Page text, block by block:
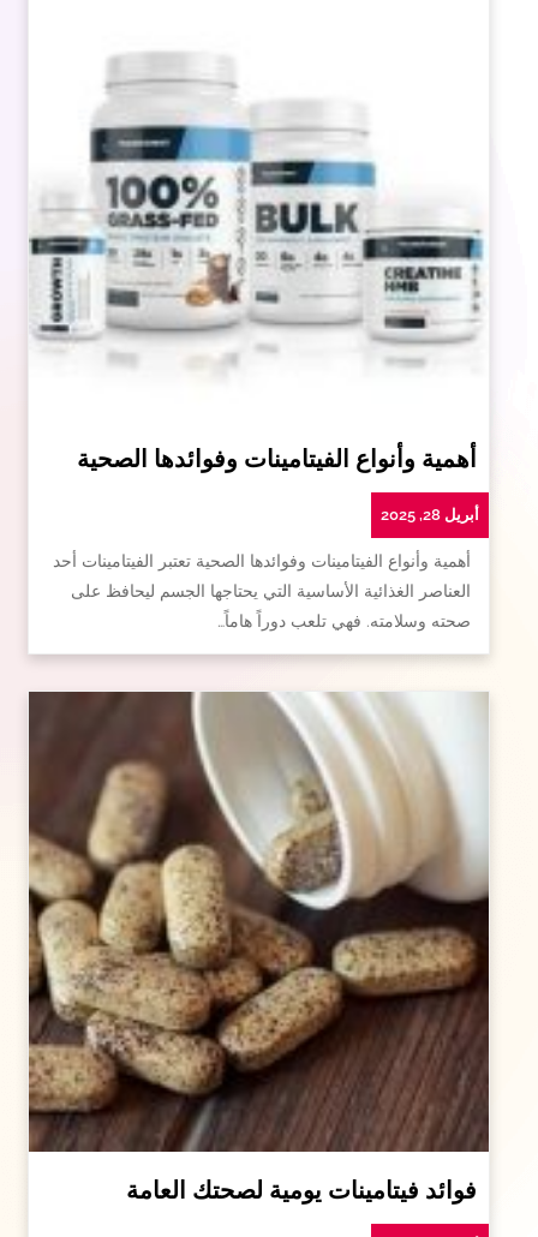
أهمية وأنواع الفيتامينات وفوائدها الصحية
أبريل 28, 2025
أهمية وأنواع الفيتامينات وفوائدها الصحية تعتبر الفيتامينات أحد
العناصر الغذائية الأساسية التي يحتاجها الجسم ليحافظ على
صحته وسلامته. فهي تلعب دوراً هاماً…
فوائد فيتامينات يومية لصحتك العامة